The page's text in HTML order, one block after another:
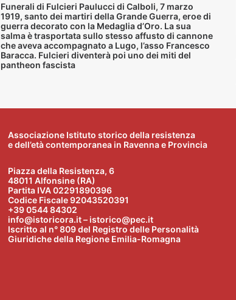
Funerali di Fulcieri Paulucci di Calboli, 7 marzo
1919, santo dei martiri della Grande Guerra, eroe di
guerra decorato con la Medaglia d’Oro. La sua
salma è trasportata sullo stesso affusto di cannone
che aveva accompagnato a Lugo, l’asso Francesco
Baracca. Fulcieri diventerà poi uno dei miti del
pantheon fascista
Associazione Istituto storico della resistenza
e dell’età contemporanea in Ravenna e Provincia
Piazza della Resistenza, 6
48011 Alfonsine (RA)
Partita IVA 02291890396
Codice Fiscale 92043520391
+39 0544 84302
info@istoricora.it – istorico@pec.it
Iscritto al n° 809 del Registro delle Personalità
Giuridiche della Regione Emilia-Romagna